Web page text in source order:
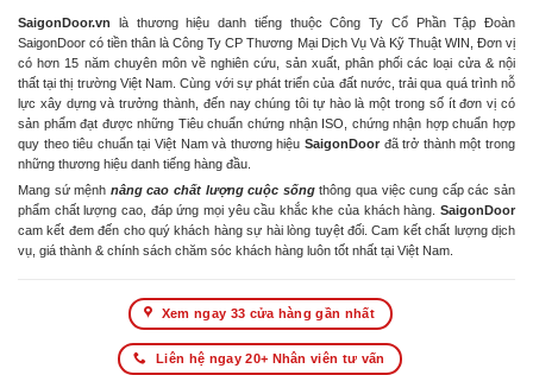
SaigonDoor.vn là thương hiệu danh tiếng thuộc Công Ty Cổ Phần Tập Đoàn
SaigonDoor có tiền thân là Công Ty CP Thương Mại Dịch Vụ Và Kỹ Thuật WIN, Đơn vị
có hơn 15 năm chuyên môn về nghiên cứu, sản xuất, phân phối các loại cửa & nội
thất tại thị trường Việt Nam. Cùng với sự phát triển của đất nước, trải qua quá trình nỗ
lực xây dựng và trưởng thành, đến nay chúng tôi tự hào là một trong số ít đơn vị có
sản phẩm đạt được những Tiêu chuẩn chứng nhận ISO, chứng nhận hợp chuẩn hợp
quy theo tiêu chuẩn tại Việt Nam và thương hiệu SaigonDoor đã trở thành một trong
những thương hiệu danh tiếng hàng đầu.
Mang sứ mệnh nâng cao chất lượng cuộc sốngthông qua việc cung cấp các sản
phẩm chất lượng cao, đáp ứng mọi yêu cầu khắc khe của khách hàng. SaigonDoor
cam kết đem đến cho quý khách hàng sự hài lòng tuyệt đối. Cam kết chất lượng dịch
vụ, giá thành & chính sách chăm sóc khách hàng luôn tốt nhất tại Việt Nam.
Xem ngay 33 cửa hàng gần nhất
Liên hệ ngay 20+ Nhân viên tư vấn